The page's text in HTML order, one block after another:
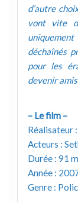
d’autre
vont vite
déchaînés
pour les
devenir
– Le film –
Réalisateur
Acteurs :
Durée : 91
Année :
Genre :